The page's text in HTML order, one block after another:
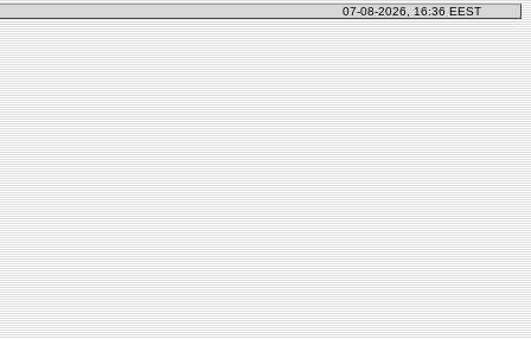
07-08-2026, 16:36 EEST